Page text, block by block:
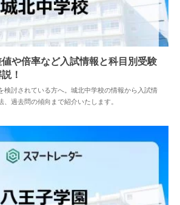
2025.04.08
や倍率など入試情報と科目別受験
！
検討されている方へ。城北中学校の情報から入試情
、過去問の傾向まで紹介いたします。